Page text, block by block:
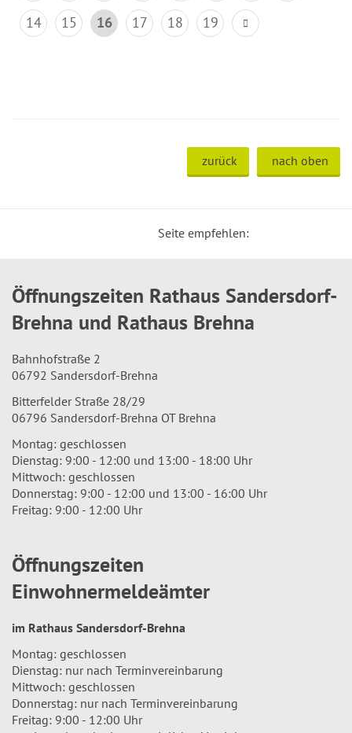
14
15 16 17 18 19
zurück nach oben
Seite empfehlen:
Öffnungszeiten Rathaus Sandersdorf-
Brehna und Rathaus Brehna
Bahnhofstraße 2
06792 Sandersdorf-Brehna
Bitterfelder Straße 28/29
06796 Sandersdorf-Brehna OT Brehna
Montag: geschlossen
Dienstag: 9:00 - 12:00 und 13:00 - 18:00 Uhr
Mittwoch: geschlossen
Donnerstag: 9:00 - 12:00 und 13:00 - 16:00 Uhr
Freitag: 9:00 - 12:00 Uhr
Öffnungszeiten
Einwohnermeldeämter
im Rathaus Sandersdorf-Brehna
Montag: geschlossen
Dienstag: nur nach Terminvereinbarung
Mittwoch: geschlossen
Donnerstag: nur nach Terminvereinbarung
Freitag: 9:00 - 12:00 Uhr